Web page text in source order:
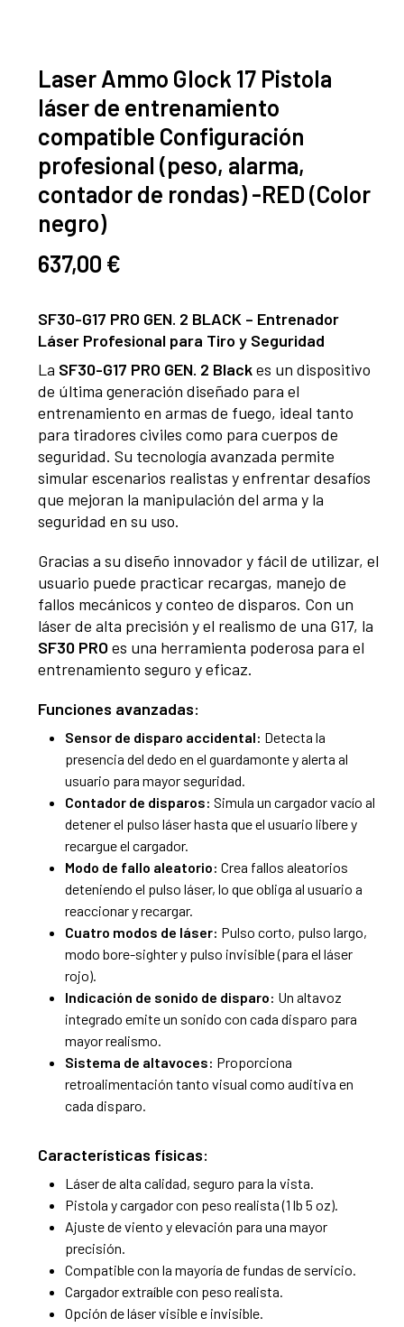
Laser Ammo Glock 17 Pistola
láser de entrenamiento
compatible Configuración
profesional (peso, alarma,
contador de rondas) -RED (Color
negro)
637,00 €
SF30-G17 PRO GEN. 2 BLACK – Entrenador
Láser Profesional para Tiro y Seguridad
La SF30-G17 PRO GEN. 2 Blackes un dispositivo
de última generación diseñado para el
entrenamiento en armas de fuego, ideal tanto
para tiradores civiles como para cuerpos de
seguridad. Su tecnología avanzada permite
simular escenarios realistas y enfrentar desafíos
que mejoran la manipulación del arma y la
seguridad en su uso.
Gracias a su diseño innovador y fácil de utilizar, el
usuario puede practicar recargas, manejo de
fallos mecánicos y conteo de disparos. Con un
láser de alta precisión y el realismo de una G17, la
SF30 PROes una herramienta poderosa para el
entrenamiento seguro y eficaz.
Funciones avanzadas:
Sensor de disparo accidental: Detecta la
presencia del dedo en el guardamonte y alerta al
usuario para mayor seguridad.
Contador de disparos: Simula un cargador vacío al
detener el pulso láser hasta que el usuario libere y
recargue el cargador.
Modo de fallo aleatorio: Crea fallos aleatorios
deteniendo el pulso láser, lo que obliga al usuario a
reaccionar y recargar.
Cuatro modos de láser: Pulso corto, pulso largo,
modo bore-sighter y pulso invisible (para el láser
rojo).
Indicación de sonido de disparo: Un altavoz
integrado emite un sonido con cada disparo para
mayor realismo.
Sistema de altavoces: Proporciona
retroalimentación tanto visual como auditiva en
cada disparo.
Características físicas:
Láser de alta calidad, seguro para la vista.
Pistola y cargador con peso realista (1 lb 5 oz).
Ajuste de viento y elevación para una mayor
precisión.
Compatible con la mayoría de fundas de servicio.
Cargador extraíble con peso realista.
Opción de láser visible e invisible.